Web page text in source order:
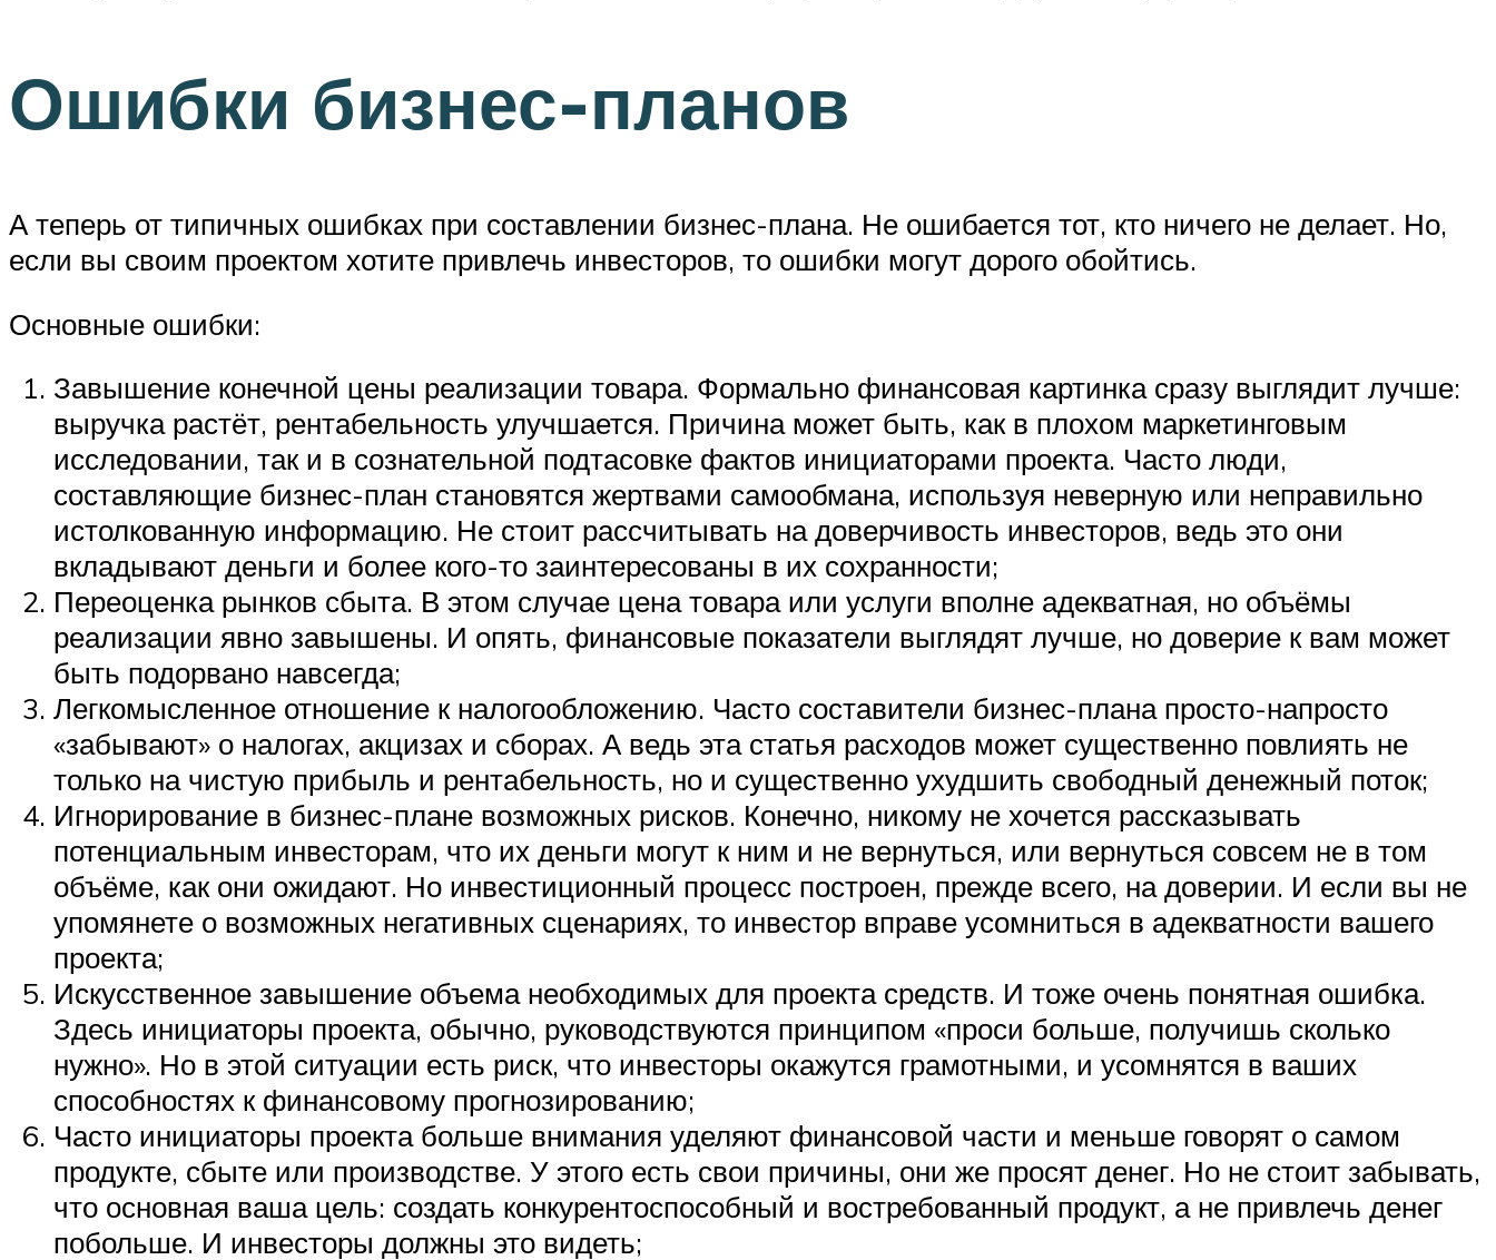
Ошибки бизнес-планов
А теперь от типичных ошибках при составлении бизнес-плана. Не ошибается тот, кто ничего не делает. Но,
если вы своим проектом хотите привлечь инвесторов, то ошибки могут дорого обойтись.
Основные ошибки:
Завышение конечной цены реализации товара. Формально финансовая картинка сразу выглядит лучше:
выручка растёт, рентабельность улучшается. Причина может быть, как в плохом маркетинговым
исследовании, так и в сознательной подтасовке фактов инициаторами проекта. Часто люди,
составляющие бизнес-план становятся жертвами самообмана, используя неверную или неправильно
истолкованную информацию. Не стоит рассчитывать на доверчивость инвесторов, ведь это они
вкладывают деньги и более кого-то заинтересованы в их сохранности;
Переоценка рынков сбыта. В этом случае цена товара или услуги вполне адекватная, но объёмы
реализации явно завышены. И опять, финансовые показатели выглядят лучше, но доверие к вам может
быть подорвано навсегда;
Легкомысленное отношение к налогообложению. Часто составители бизнес-плана просто-напросто
«забывают» о налогах, акцизах и сборах. А ведь эта статья расходов может существенно повлиять не
только на чистую прибыль и рентабельность, но и существенно ухудшить свободный денежный поток;
Игнорирование в бизнес-плане возможных рисков. Конечно, никому не хочется рассказывать
потенциальным инвесторам, что их деньги могут к ним и не вернуться, или вернуться совсем не в том
объёме, как они ожидают. Но инвестиционный процесс построен, прежде всего, на доверии. И если вы не
упомянете о возможных негативных сценариях, то инвестор вправе усомниться в адекватности вашего
проекта;
Искусственное завышение объема необходимых для проекта средств. И тоже очень понятная ошибка.
Здесь инициаторы проекта, обычно, руководствуются принципом «проси больше, получишь сколько
нужно». Но в этой ситуации есть риск, что инвесторы окажутся грамотными, и усомнятся в ваших
способностях к финансовому прогнозированию;
Часто инициаторы проекта больше внимания уделяют финансовой части и меньше говорят о самом
продукте, сбыте или производстве. У этого есть свои причины, они же просят денег. Но не стоит забывать,
что основная ваша цель: создать конкурентоспособный и востребованный продукт, а не привлечь денег
побольше. И инвесторы должны это видеть;